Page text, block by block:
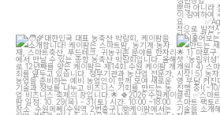
대한민국 대표 농축산 박람회, 케이팜을 소
개합니다!
케이팜은 ...
23 10
[훑어보는